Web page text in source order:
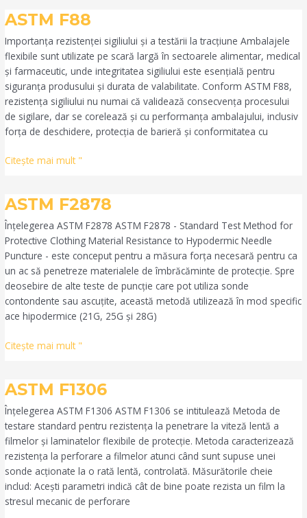
ASTM F88
Importanța rezistenței sigiliului și a testării la tracțiune Ambalajele
flexibile sunt utilizate pe scară largă în sectoarele alimentar, medical
și farmaceutic, unde integritatea sigiliului este esențială pentru
siguranța produsului și durata de valabilitate. Conform ASTM F88,
rezistența sigiliului nu numai că validează consecvența procesului
de sigilare, dar se corelează și cu performanța ambalajului, inclusiv
forța de deschidere, protecția de barieră și conformitatea cu
ASTM
Citeşte mai mult "
ASTM F2878
Înțelegerea ASTM F2878 ASTM F2878 - Standard Test Method for
Protective Clothing Material Resistance to Hypodermic Needle
Puncture - este conceput pentru a măsura forța necesară pentru ca
un ac să penetreze materialele de îmbrăcăminte de protecție. Spre
deosebire de alte teste de puncție care pot utiliza sonde
contondente sau ascuțite, această metodă utilizează în mod specific
ace hipodermice (21G, 25G și 28G)
ASTM
Citeşte mai mult "
ASTM F1306
Înțelegerea ASTM F1306 ASTM F1306 se intitulează Metoda de
testare standard pentru rezistența la penetrare la viteză lentă a
filmelor și laminatelor flexibile de protecție. Metoda caracterizează
rezistența la perforare a filmelor atunci când sunt supuse unei
sonde acționate la o rată lentă, controlată. Măsurătorile cheie
includ: Acești parametri indică cât de bine poate rezista un film la
stresul mecanic de perforare
ASTM